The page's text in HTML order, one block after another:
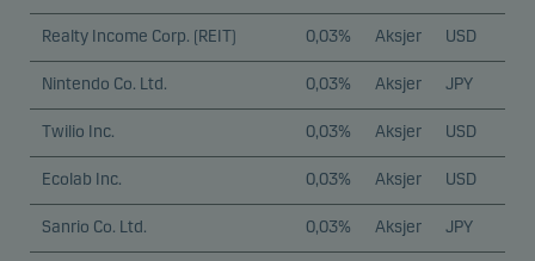
Realty Income Corp. (REIT) 0,03% Aksjer USD
Nintendo Co. Ltd. 0,03% Aksjer JPY
Twilio Inc. 0,03% Aksjer USD
Ecolab Inc. 0,03% Aksjer USD
Sanrio Co. Ltd. 0,03% Aksjer JPY